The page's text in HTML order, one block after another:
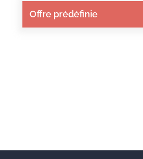
Offre prédéfinie